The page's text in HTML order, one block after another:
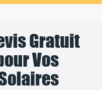
Gratuit
Vos